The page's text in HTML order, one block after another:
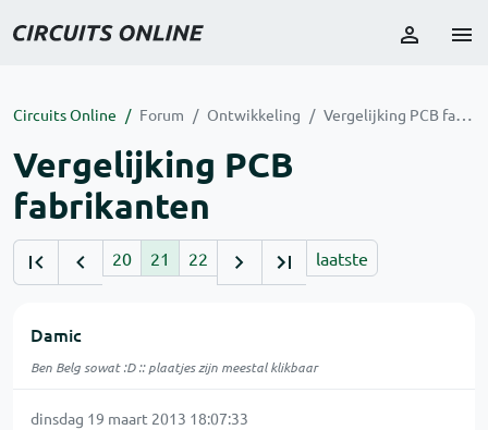
Circuits Online Forum Ontwikkeling Vergelijking PCB fabrikanten
Vergelijking PCB
fabrikanten
20 21 22 laatste
Damic
Ben Belg sowat :D :: plaatjes zijn meestal klikbaar
dinsdag 19 maart 2013 18:07:33